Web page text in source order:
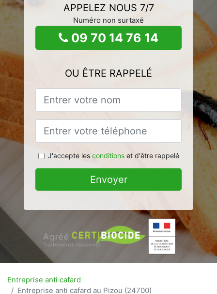
APPELEZ NOUS 7/7
Numéro non surtaxé
09 70 14 76 14
OU ÊTRE RAPPELÉ
J'accepte les conditionset d'être rappelé
Envoyer
Entreprise anti cafard
Entreprise anti cafard au Pizou (24700)